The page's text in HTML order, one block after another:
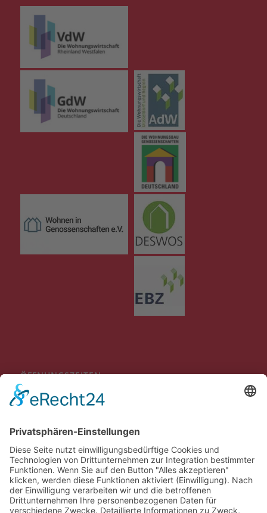
ÖFFNUNGSZEITEN
Mo-Do 09:00 bis 12:00 Uhr
13:30 bis 16:00 Uhr
Individuelle Terminvereinbarungen außerhalb der genannten
Öffnungszeiten sind möglich.
BEWERTUNGEN